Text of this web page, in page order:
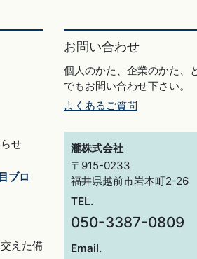
せ
ブロ
えた備
お問い合わせ
個人のかた、企業のかた、
でもお問い合わせ下さい。
よくあるご質問
瀧株式会社
〒915-0233
福井県越前市岩本町2-26
TEL.
050-3387-0809
Email.